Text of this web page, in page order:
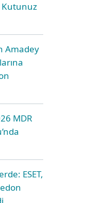
Kutunuz
Amadey
MDR
ESET,